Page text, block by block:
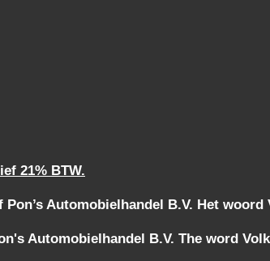
21% BTW.
Automobielhandel B.V. Het
Automobielhandel B.V. The word